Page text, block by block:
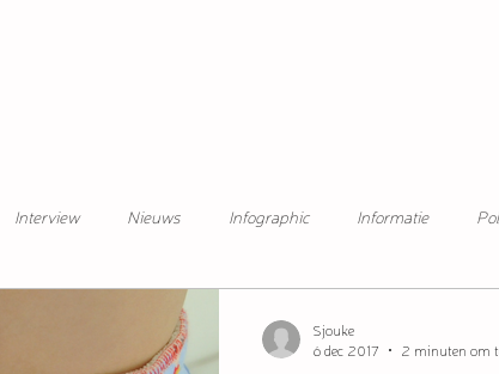
Interview Nieuws Infographic Informatie
Sjouke
6 dec 2017
2 minuten om